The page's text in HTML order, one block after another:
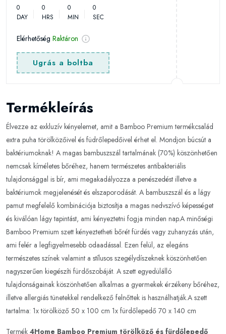
0
DAY
0
HRS
0
MIN
0
SEC
Elérhetőség Raktáron
Ugrás a boltba
Termékleírás
Élvezze az exkluzív kényelemet, amit a Bamboo Premium termékcsalád
extra puha törölközőivel és füdrőlepedőivel érhet el. Mondjon búcsút a
baktériumoknak! A magas bambuszszál tartalmának (70%) köszönhetően
nemcsak kíméletes bőréhez, hanem természetes antibakteriális
tulajdonsággal is bír, ami megakadályozza a penészedést illetve a
baktériumok megjelenését és elszaporodását. A bambuszszál és a lágy
pamut megfelelő kombinációja biztosítja a magas nedvszívó képességet
és kiválóan lágy tapintást, ami kényeztetni fogja minden nap.A minőségi
Bamboo Premium szett kényeztetheti bőrét fürdés vagy zuhanyzás után,
ami felér a legfigyelmesebb odaadással. Ezen felül, az elegáns
természetes színek valamint a stílusos szegélydíszeknek köszönhetően
nagyszerűen kiegészíti fürdőszobáját. A szett egyedülálló
tulajdonságainak köszönhetően alkalmas a gyermekek érzékeny bőréhez,
illetve allergiás tünetekkel rendelkező felnőttek is használhatják.A szett
tartalma: 1x törölköző 50 x 100 cm 1x fürdőlepedő 70 x 140 cm
Termék 4Home Bamboo Premium törölköző és fürdőlepedő